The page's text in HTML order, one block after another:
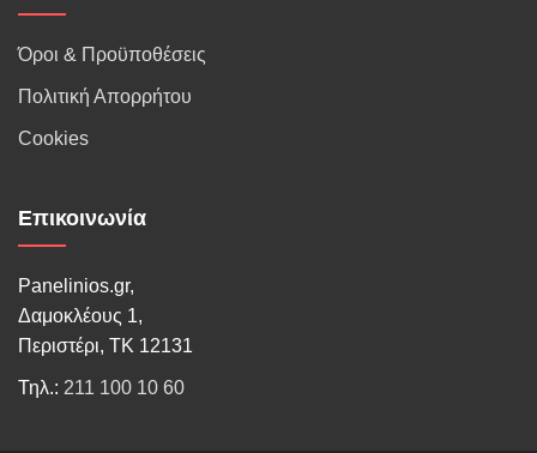
Όροι & Προϋποθέσεις
Πολιτική Απορρήτου
Cookies
Επικοινωνία
Panelinios.gr,
Δαμοκλέους 1,
Περιστέρι, ΤΚ 12131
Τηλ.: 211 100 10 60